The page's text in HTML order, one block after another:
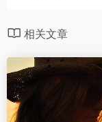
相关文章